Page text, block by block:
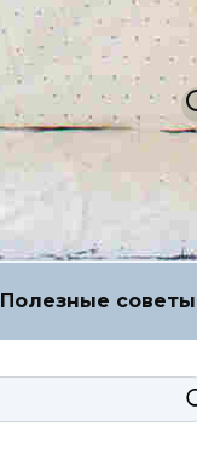
Полезные советы